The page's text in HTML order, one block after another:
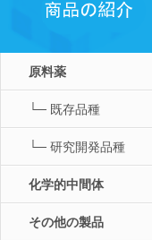
原料薬
└─ 既存品種
└─ 研究開発品種
化学的中間体
その他の製品